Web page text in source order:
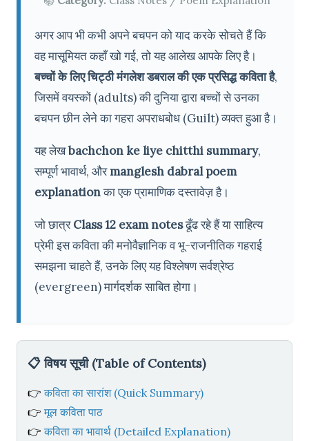
अगर आप भी कभी अपने बचपन को याद करके सोचते हैं कि
वह मासूमियत कहाँ खो गई, तो यह आलेख आपके लिए है।
बच्चों के लिए चिट्ठी मंगलेश डबराल की एक प्रसिद्ध कविता है,
जिसमें वयस्कों (adults) की दुनिया द्वारा बच्चों से उनका
बचपन छीन लेने का गहरा अपराधबोध (Guilt) व्यक्त हुआ है।
यह लेखbachchon ke liye chitthi summary,
सम्पूर्ण भावार्थ, औरmanglesh dabral poem
explanationका एक प्रामाणिक दस्तावेज़ है।
जो छात्रClass 12 exam notesढूँढ रहे हैं या साहित्य
प्रेमी इस कविता की मनोवैज्ञानिक व भू-राजनीतिक गहराई
समझना चाहते हैं, उनके लिए यह विश्लेषण सर्वश्रेष्ठ
(evergreen) मार्गदर्शक साबित होगा।
📋 विषय सूची (Table of Contents)
👉कविता का सारांश (Quick Summary)
👉मूल कविता पाठ
👉कविता का भावार्थ (Detailed Explanation)